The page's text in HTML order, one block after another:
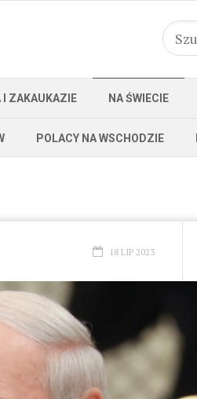
ZAKAUKAZIE NA ŚWIECIE
POLACY NA WSCHODZIE
18 LIP 2023